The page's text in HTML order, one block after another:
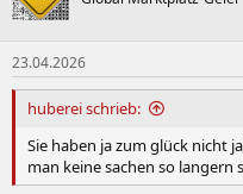
i
o
n
e
n
:
23.04.2026
huberei schrieb:
Sie haben ja zum glück nicht
man keine sachen so langern